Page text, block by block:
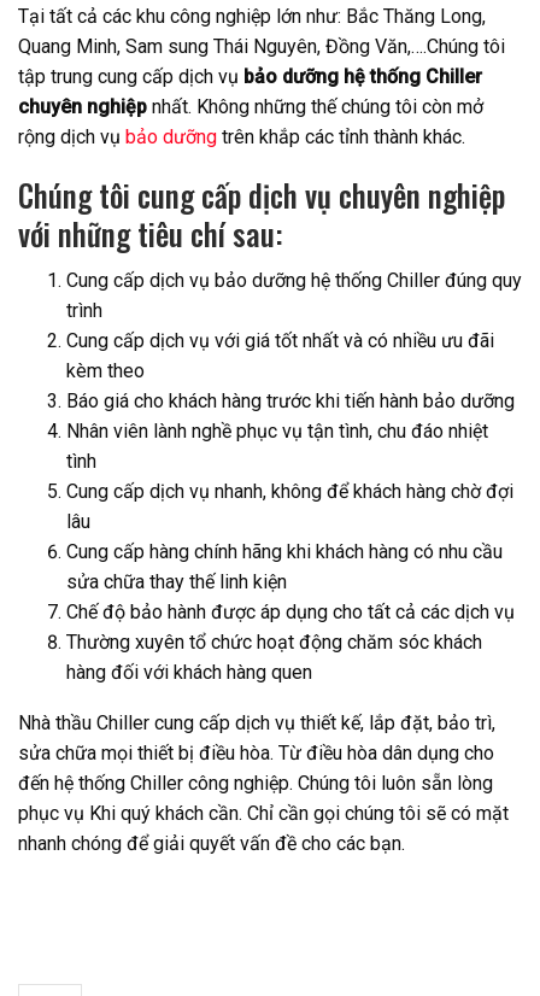
Tại tất cả các khu công nghiệp lớn như: Bắc Thăng Long,
Quang Minh, Sam sung Thái Nguyên, Đồng Văn,….Chúng tôi
tập trung cung cấp dịch vụ bảo dưỡng hệ thống Chiller
chuyên nghiệp nhất. Không những thế chúng tôi còn mở
rộng dịch vụ bảo dưỡng trên khắp các tỉnh thành khác.
Chúng tôi cung cấp dịch vụ chuyên nghiệp
với những tiêu chí sau:
Cung cấp dịch vụ bảo dưỡng hệ thống Chiller đúng quy
trình
Cung cấp dịch vụ với giá tốt nhất và có nhiều ưu đãi
kèm theo
Báo giá cho khách hàng trước khi tiến hành bảo dưỡng
Nhân viên lành nghề phục vụ tận tình, chu đáo nhiệt
tình
Cung cấp dịch vụ nhanh, không để khách hàng chờ đợi
lâu
Cung cấp hàng chính hãng khi khách hàng có nhu cầu
sửa chữa thay thế linh kiện
Chế độ bảo hành được áp dụng cho tất cả các dịch vụ
Thường xuyên tổ chức hoạt động chăm sóc khách
hàng đối với khách hàng quen
Nhà thầu Chiller cung cấp dịch vụ thiết kế, lắp đặt, bảo trì,
sửa chữa mọi thiết bị điều hòa. Từ điều hòa dân dụng cho
đến hệ thống Chiller công nghiệp. Chúng tôi luôn sẵn lòng
phục vụ Khi quý khách cần. Chỉ cần gọi chúng tôi sẽ có mặt
nhanh chóng để giải quyết vấn đề cho các bạn.